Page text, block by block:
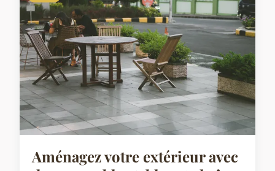
Aménagez votre extérieur avec